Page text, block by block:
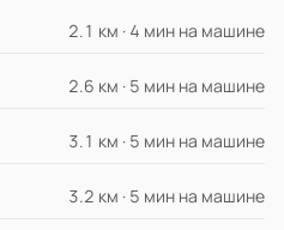
2.1 км · 4 мин на машине
2.6 км · 5 мин на машине
3.1 км · 5 мин на машине
3.2 км · 5 мин на машине